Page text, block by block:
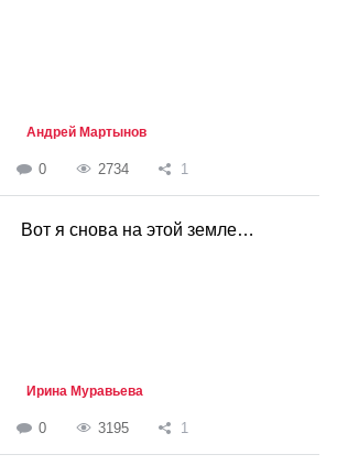
Андрей Мартынов
0 2734 1
Вот я снова на этой земле…
Ирина Муравьева
0 3195 1